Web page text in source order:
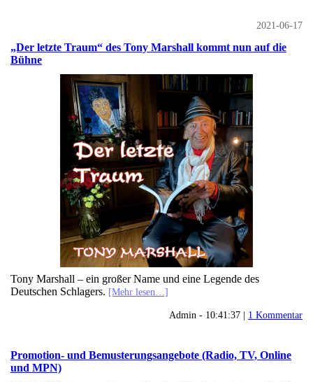
2021-06-17
„Der letzte Traum“ des Tony Marshall kommt nun auf die
Bühne
Tony Marshall – ein großer Name und eine Legende des
Deutschen Schlagers. [Mehr lesen…]
Admin - 10:41:37 | 1 Kommentar
Promotion- und Bemusterungsangebote (Radio, TV, Online
und MPN)